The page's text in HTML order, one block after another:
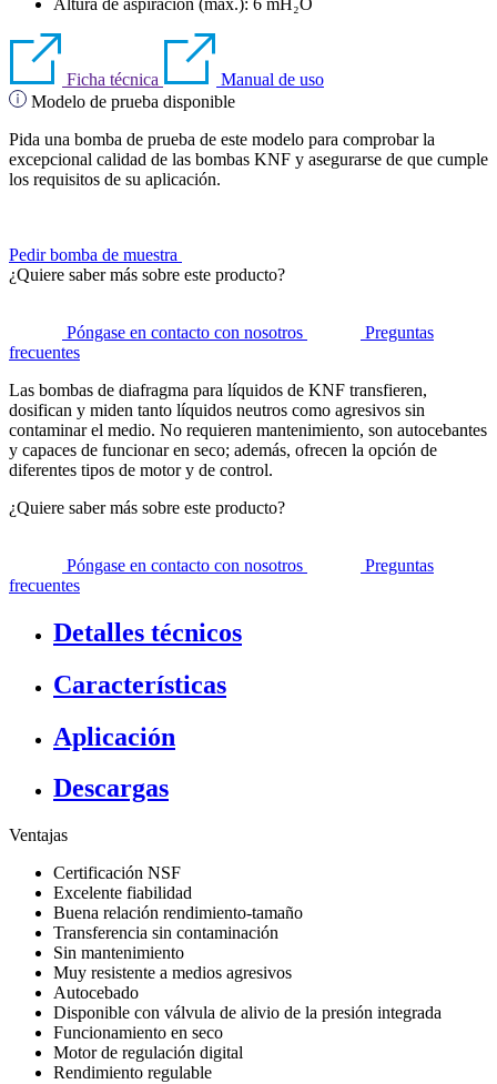
Ficha técnica
Manual de uso
Modelo de prueba disponible
Pida una bomba de prueba de este modelo para comprobar la
excepcional calidad de las bombas KNF y asegurarse de que cumple
los requisitos de su aplicación.
Pedir bomba de muestra
¿Quiere saber más sobre este producto?
Póngase en contacto con nosotros
Preguntas
frecuentes
Las bombas de diafragma para líquidos de KNF transfieren,
dosifican y miden tanto líquidos neutros como agresivos sin
contaminar el medio. No requieren mantenimiento, son autocebantes
y capaces de funcionar en seco; además, ofrecen la opción de
diferentes tipos de motor y de control.
¿Quiere saber más sobre este producto?
Póngase en contacto con nosotros
Preguntas
frecuentes
Detalles técnicos
Características
Aplicación
Descargas
Ventajas
Certificación NSF
Excelente fiabilidad
Buena relación rendimiento-tamaño
Transferencia sin contaminación
Sin mantenimiento
Muy resistente a medios agresivos
Autocebado
Disponible con válvula de alivio de la presión integrada
Funcionamiento en seco
Motor de regulación digital
Rendimiento regulable